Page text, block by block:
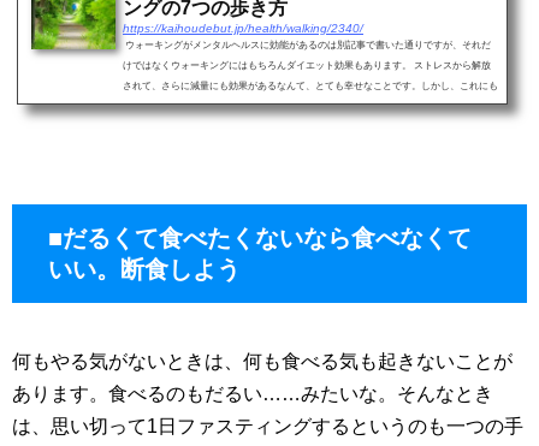
ングの7つの歩き方
https://kaihoudebut.jp/health/walking/2340/
ウォーキングがメンタルヘルスに効能があるのは別記事で書いた通りですが、それだ
けではなくウォーキングにはもちろんダイエット効果もあります。 ストレスから解放
されて、さらに減量にも効果があるなんて、とても幸せなことです。しかし、これにも
理想...
■だるくて食べたくないなら食べなくて
いい。断食しよう
何もやる気がないときは、何も食べる気も起きないことが
あります。食べるのもだるい……みたいな。そんなとき
は、思い切って1日ファスティングするというのも一つの手